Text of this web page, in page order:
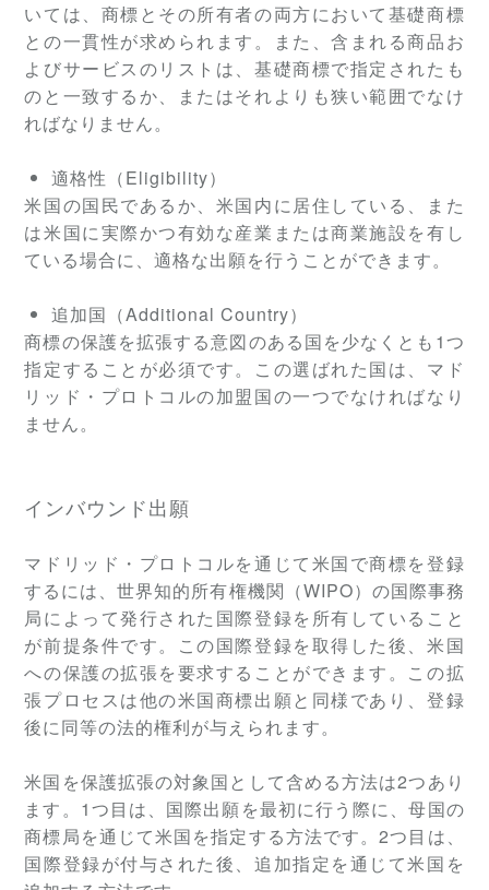
いては、商標とその所有者の両方において基礎商標
との一貫性が求められます。また、含まれる商品お
よびサービスのリストは、基礎商標で指定されたも
のと一致するか、またはそれよりも狭い範囲でなけ
ればなりません。
適格性（Eligibility）
米国の国民であるか、米国内に居住している、また
は米国に実際かつ有効な産業または商業施設を有し
ている場合に、適格な出願を行うことができます。
追加国（Additional Country）
商標の保護を拡張する意図のある国を少なくとも1つ
指定することが必須です。この選ばれた国は、マド
リッド・プロトコルの加盟国の一つでなければなり
ません。
インバウンド出願
マドリッド・プロトコルを通じて米国で商標を登録
するには、世界知的所有権機関（WIPO）の国際事務
局によって発行された国際登録を所有していること
が前提条件です。この国際登録を取得した後、米国
への保護の拡張を要求することができます。この拡
張プロセスは他の米国商標出願と同様であり、登録
後に同等の法的権利が与えられます。
米国を保護拡張の対象国として含める方法は2つあり
ます。1つ目は、国際出願を最初に行う際に、母国の
商標局を通じて米国を指定する方法です。2つ目は、
国際登録が付与された後、追加指定を通じて米国を